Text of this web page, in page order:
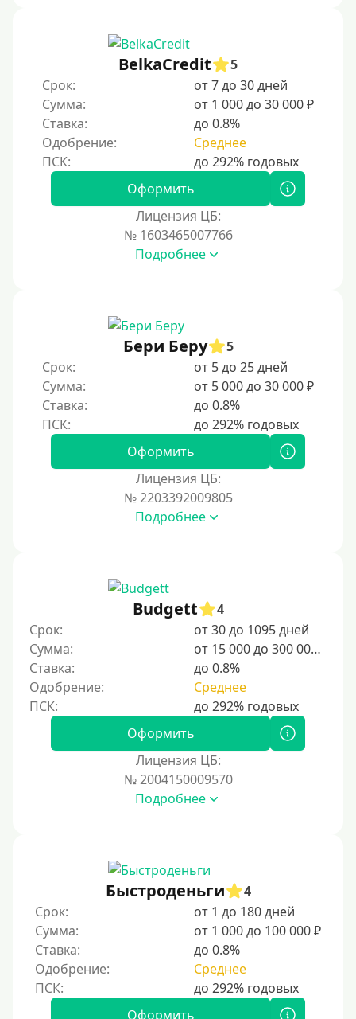
За час
Срочные
Моментальные онлайн
Экспресс
В день обращения
С 21 года
С 22 лет
С 23 лет
Категории заемщиков
Несовершеннолетним
Мамам в декрете
Без прописки
Без регистрации
С временной регистрацией
Без подтверждения личности
Пенсионерам до 70 лет
Пенсионерам до 85 лет
Безработным
Даже бомжам
Без указания места работы
Для иностранных граждан
Для иностранных граждан Украины
BelkaCredit
5
Срок:
от 7 до 30 дней
Сумма:
от 1 000 до 30 000 ₽
Ставка:
до 0.8%
Одобрение:
Среднее
Оформить
Лицензия ЦБ:
№ 1603465007766
Подробнее
Бери Беру
5
Срок:
от 5 до 25 дней
Сумма:
от 5 000 до 30 000 ₽
Ставка:
до 0.8%
Оформить
Лицензия ЦБ:
№ 2203392009805
Подробнее
Budgett
4
Срок:
от 30 до 1095 дней
Сумма:
от 15 000 до 300 000 ₽
Ставка:
до 0.8%
Одобрение:
Среднее
Оформить
Лицензия ЦБ:
№ 2004150009570
Подробнее
Быстроденьги
4
Срок:
от 1 до 180 дней
Сумма:
от 1 000 до 100 000 ₽
Ставка:
до 0.8%
Одобрение:
Среднее
Оформить